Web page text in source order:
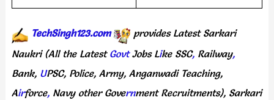
TechSingh123.com
provides Latest Sarkari
Naukri (All the Latest GovtJobs Like SSC,Railway,
Bank, UPSC, Police, Army, Anganwadi Teaching,
Airforce,Navy other Government Recruitments),Sarkari